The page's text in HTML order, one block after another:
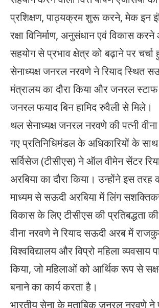
प्रशिक्षण, पाठ्यक्रम शुरू करने, मेक इन
रक्षा विनिर्माण, अनुसंधान एवं विकास
सहयोग से प्रभाव क्षेत्र को बढ़ाने पर
सेनाध्यक्ष जनरल ​​​​​नरवणे ने​ ​रियाद​ स्थित
मंत्रालय​ का दौरा किया और ​​जनरल
जनरल फयाद बिन हामिद रुवैली​ ​से मिले। ​​
​​थल सेनाध्यक्ष जनरल ​​​​​​​​​नरवणे​ ​​की पत्नी
गए प्रतिनिधिमंडल के अधिकारियों ​के
सर्विसेज (टीसीएस) ने ​​ऑल वीमेन सेंटर
अरबिया का दौरा किया। उन्होंने इस
माध्यम से सऊदी अरबिया में लिंग
विकास के लिए टीसीएस की प्रतिबद्धता
वीना ​नरवणे ने रियाद सऊदी अरब में
विश्वविद्यालय और विप्रो महिला व्यवसाय
किया, जो महिलाओं को​ आर्थिक रूप से
बनाने ​का कार्य करता है।​​
भारतीय सेना​ के मुताबिक जनरल ​नरवणे ने